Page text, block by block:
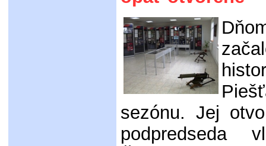
sezónu. Jej
podpredseda